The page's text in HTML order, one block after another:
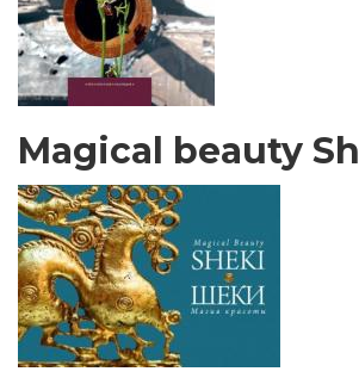
Magical beauty